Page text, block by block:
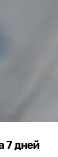
7 дней